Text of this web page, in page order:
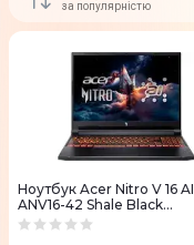
за популярністю
Ноутбук Acer Nitro V 16 AI
ANV16-42 Shale Black
(NH.U1KEU.008)